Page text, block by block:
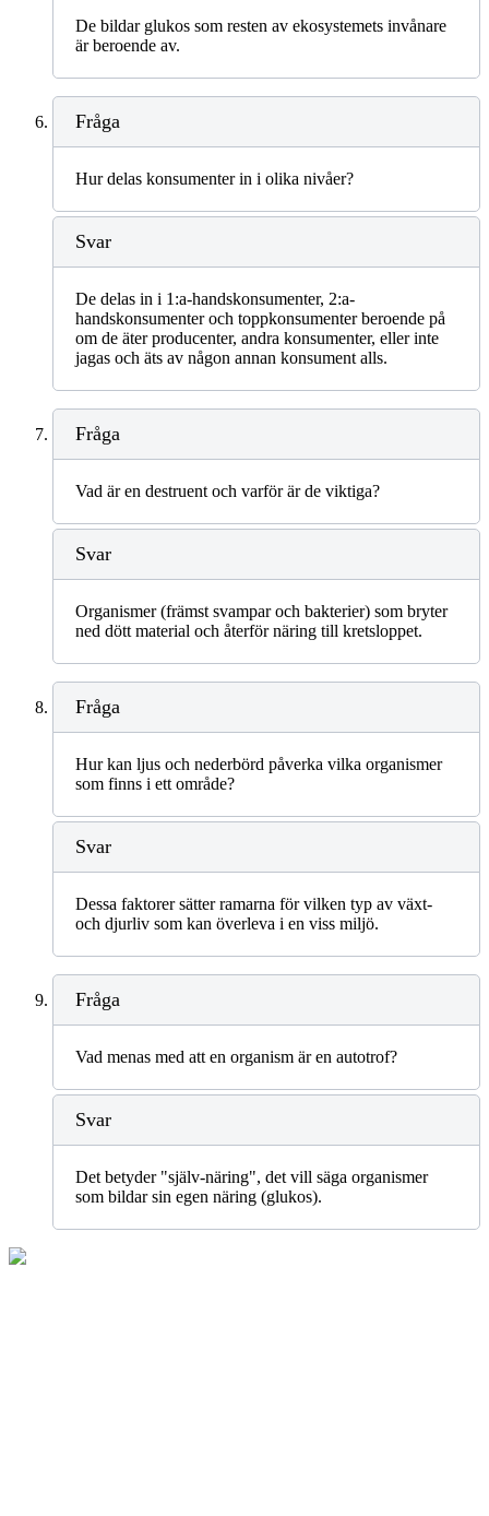
De bildar glukos som resten av ekosystemets invånare
är beroende av.
Fråga
Hur delas konsumenter in i olika nivåer?
Svar
De delas in i 1:a-handskonsumenter, 2:a-
handskonsumenter och toppkonsumenter beroende på
om de äter producenter, andra konsumenter, eller inte
jagas och äts av någon annan konsument alls.
Fråga
Vad är en destruent och varför är de viktiga?
Svar
Organismer (främst svampar och bakterier) som bryter
ned dött material och återför näring till kretsloppet.
Fråga
Hur kan ljus och nederbörd påverka vilka organismer
som finns i ett område?
Svar
Dessa faktorer sätter ramarna för vilken typ av växt-
och djurliv som kan överleva i en viss miljö.
Fråga
Vad menas med att en organism är en autotrof?
Svar
Det betyder "själv-näring", det vill säga organismer
som bildar sin egen näring (glukos).